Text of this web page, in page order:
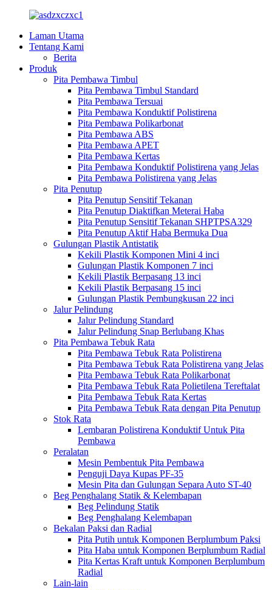
Laman Utama
Tentang Kami
Berita
Produk
Pita Pembawa Timbul
Pita Pembawa Timbul Standard
Pita Pembawa Tersuai
Pita Pembawa Konduktif Polistirena
Pita Pembawa Polikarbonat
Pita Pembawa ABS
Pita Pembawa APET
Pita Pembawa Kertas
Pita Pembawa Konduktif Polistirena yang Jelas
Pita Pembawa Polistirena yang Jelas
Pita Penutup
Pita Penutup Sensitif Tekanan
Pita Penutup Diaktifkan Meterai Haba
Pita Penutup Sensitif Tekanan SHPTPSA329
Pita Penutup Aktif Haba Bermuka Dua
Gulungan Plastik Antistatik
Kekili Plastik Komponen Mini 4 inci
Gulungan Plastik Komponen 7 inci
Kekili Plastik Berpasang 13 inci
Kekili Plastik Berpasang 15 inci
Gulungan Plastik Pembungkusan 22 inci
Jalur Pelindung
Jalur Pelindung Standard
Jalur Pelindung Snap Berlubang Khas
Pita Pembawa Tebuk Rata
Pita Pembawa Tebuk Rata Polistirena
Pita Pembawa Tebuk Rata Polistirena yang Jelas
Pita Pembawa Tebuk Rata Polikarbonat
Pita Pembawa Tebuk Rata Polietilena Tereftalat
Pita Pembawa Tebuk Rata Kertas
Pita Pembawa Tebuk Rata dengan Pita Penutup
Stok Rata
Lembaran Polistirena Konduktif Untuk Pita
Pembawa
Peralatan
Mesin Pembentuk Pita Pembawa
Penguji Daya Kupas PF-35
Mesin Pita dan Gulungan Separa Auto ST-40
Beg Penghalang Statik & Kelembapan
Beg Pelindung Statik
Beg Penghalang Kelembapan
Bekalan Paksi dan Radial
Pita Putih untuk Komponen Berplumbum Paksi
Pita Haba untuk Komponen Berplumbum Radial
Pita Kertas Kraft untuk Komponen Berplumbum
Radial
Lain-lain